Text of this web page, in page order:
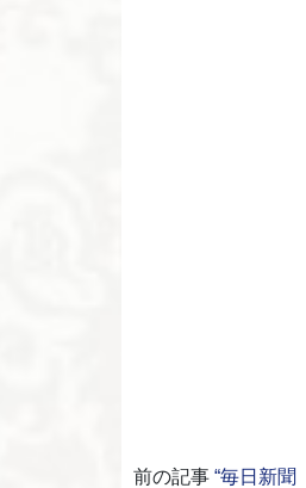
前の記事 “毎日新聞